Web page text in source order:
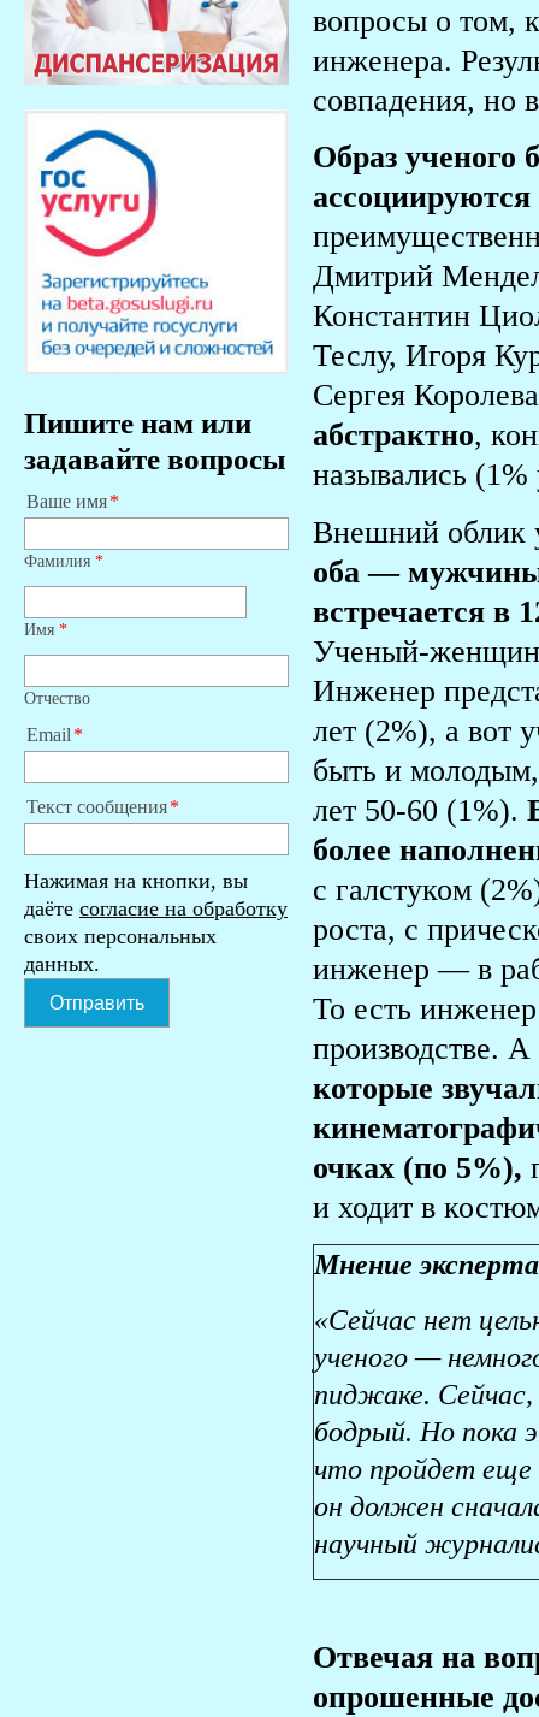
Пишите нам или
задавайте вопросы
Ваше имя
Фамилия *
Имя *
Отчество
Email
Текст сообщения
Нажимая на кнопки, вы
даёте согласие на обработку
своих персональных
данных.
Отправить
вопросы о том,
инженера.
совпадения, но
Образ ученого
Дмитрий
Константин
Теслу, Игоря
Сергея
абстрактно,
назывались (1%
Внешний облик
оба — мужчины
встречается в
Ученый-
Инженер
лет (2%), а вот
быть и
лет 50-60 (1%).
более
с галстуком
роста, с
инженер — в
То есть
производстве.
которые
очках (по 5%),
и ходит в
Мнение
«Сейчас нет
ученого —
пиджаке.
бодрый. Но пока
что пройдет
он должен
научный
Отвечая на
опрошенные